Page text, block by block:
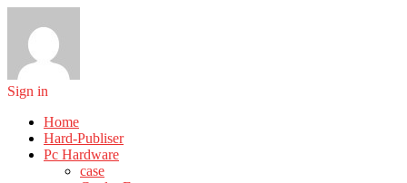
Sign in
Home
Hard-Publiser
Pc Hardware
case